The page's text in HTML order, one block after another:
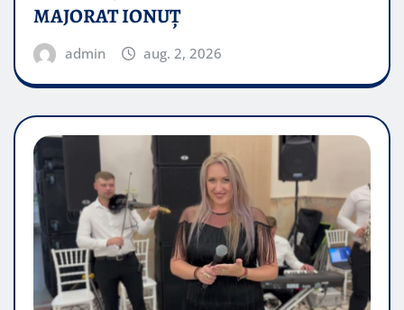
MAJORAT IONUŢ
admin aug. 2, 2026